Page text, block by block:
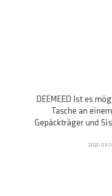
DEEMEED Ist es
Tasche an
Gepäckträger und
2022-03-